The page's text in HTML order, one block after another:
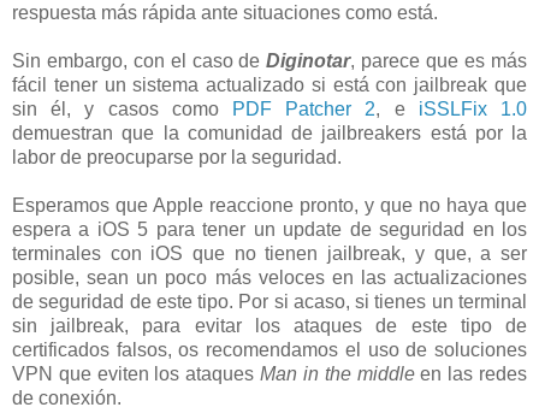
respuesta más rápida ante situaciones como está.
Sin embargo, con el caso deDiginotar, parece que es más
fácil tener un sistema actualizado si está con jailbreak que
sin él, y casos como
PDF Patcher 2, e iSSLFix 1.0
demuestran que la comunidad de jailbreakers está por la
labor de preocuparse por la seguridad.
Esperamos que Apple reaccione pronto, y que no haya que
espera a iOS 5 para tener un update de seguridad en los
terminales con iOS que no tienen jailbreak, y que, a ser
posible, sean un poco más veloces en las actualizaciones
de seguridad de este tipo. Por si acaso, si tienes un terminal
sin jailbreak, para evitar los ataques de este tipo de
certificados falsos, os recomendamos el uso de soluciones
VPN que eviten los ataquesMan in the middleen las redes
de conexión.